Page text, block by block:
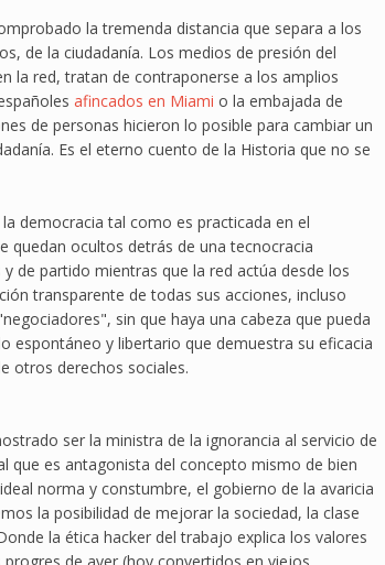
la tremenda distancia que separa a los
de la ciudadanía. Los medios de presión del
la red, tratan de contraponerse a los amplios
afincados en Miami o la embajada de
de personas hicieron lo posible para cambiar un
Es el eterno cuento de la Historia que no se
democracia tal como es practicada en el
quedan ocultos detrás de una tecnocracia
de partido mientras que la red actúa desde los
transparente de todas sus acciones, incluso
sin que haya una cabeza que pueda
espontáneo y libertario que demuestra su eficacia
otros derechos sociales.
ser la ministra de la ignorancia al servicio de
que es antagonista del concepto mismo de bien
norma y constumbre, el gobierno de la avaricia
la posibilidad de mejorar la sociedad, la clase
la ética hacker del trabajo explica los valores